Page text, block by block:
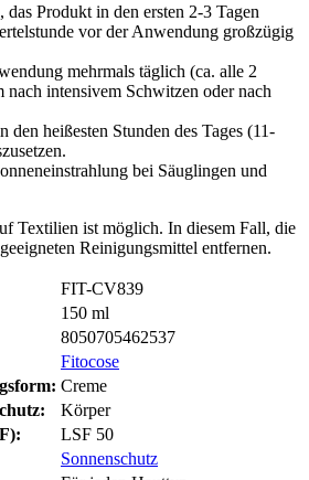
Produkt in den ersten 2-3 Tagen
vor der Anwendung großzügig
mehrmals täglich (ca. alle 2
nach intensivem Schwitzen oder nach
den heißesten Stunden des Tages (11-
bei Säuglingen und
Textilien ist möglich. In diesem Fall, die
Reinigungsmittel entfernen.
FIT-CV839
150 ml
8050705462537
Fitocose
Creme
Körper
LSF 50
Sonnenschutz